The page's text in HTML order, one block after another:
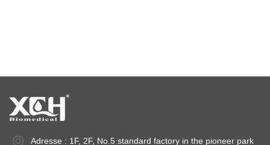
Adresse : 1F, 2F, No.5 standard factory in the pioneer park